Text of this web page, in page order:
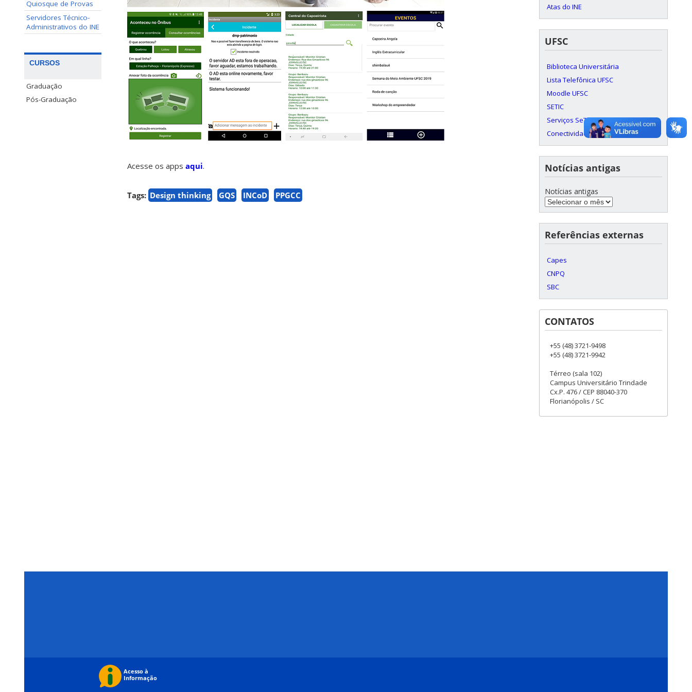
Quiosque de Provas
Servidores Técnico-
Administrativos do INE
CURSOS
Graduação
Pós-Graduação
Acesse os apps aqui.
Tags: Design thinking GQS INCoD PPGCC
Atas do INE
UFSC
Biblioteca Universitária
Lista Telefônica UFSC
Moodle UFSC
SETIC
Serviços SeTIC
Conectividade c/ RNP
Notícias antigas
Notícias antigas
Referências externas
Capes
CNPQ
SBC
CONTATOS
+55 (48) 3721-9498
+55 (48) 3721-9942
Térreo (sala 102)
Campus Universitário Trindade
Cx.P. 476 / CEP 88040-370
Florianópolis / SC